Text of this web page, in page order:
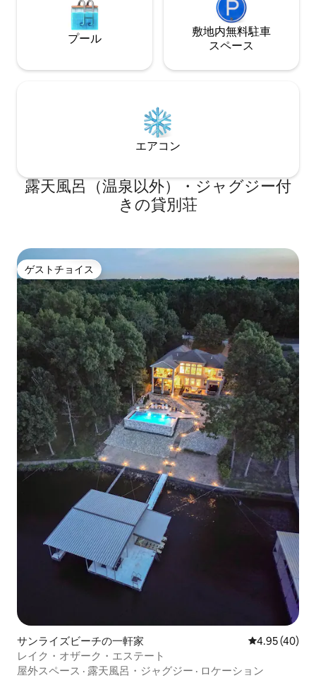
プール
敷地内無料駐⁠車
ス⁠ペ⁠ー⁠ス
エアコン
露天風呂（温泉以外）・ジャグジー付
きの貸別荘
ゲストチョイス
ゲストチョイス
サンライズビーチの一軒家 レビュー40
4.95 (40)
レイク・オザーク・エステート
屋外スペース · 露天風呂・ジャグジー · ロケーション